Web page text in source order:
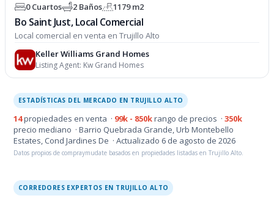
0 Cuartos 2 Baños 1179 m2
Bo Saint Just, Local Comercial
Local comercial en venta en Trujillo Alto
Keller Williams Grand Homes
Listing Agent: Kw Grand Homes
ESTADÍSTICAS DEL MERCADO EN TRUJILLO ALTO
14propiedades en venta · 99k - 850krango de precios · 350k
precio mediano · Barrio Quebrada Grande, Urb Montebello
Estates, Cond Jardines De · Actualizado 6 de agosto de 2026
Datos propios de compraymudate basados en propiedades listadas en Trujillo Alto.
CORREDORES EXPERTOS EN TRUJILLO ALTO